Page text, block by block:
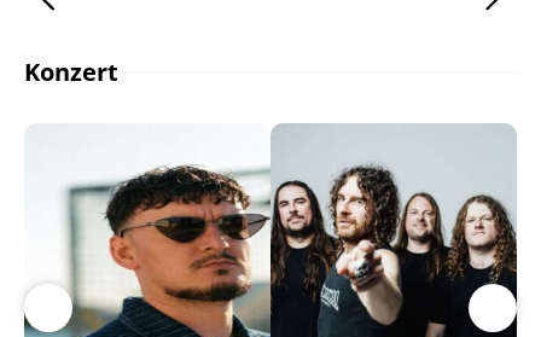
Konzert